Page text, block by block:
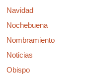
Navidad
Nochebuena
Nombramiento
Noticias
Obispo